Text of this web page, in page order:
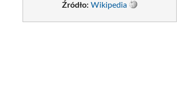
Źródło: Wikipedia